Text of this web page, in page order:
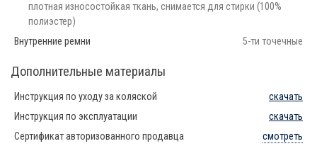
плотная износостойкая ткань, снимается для стирки (100%
полиэстер)
Внутренние ремни
5-ти точечные
Дополнительные материалы
Инструкция по уходу за коляской
скачать
Инструкция по эксплуатации
скачать
Сертификат авторизованного продавца
смотреть